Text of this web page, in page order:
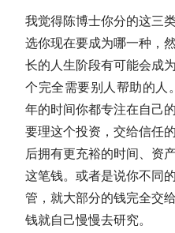
我觉得陈博士你分的这三
选你现在要成为哪一种，
长的人生阶段有可能会成
个完全需要别人帮助的人
年的时间你都专注在自己
要理这个投资，交给信任
后拥有更充裕的时间、资
这笔钱。或者是说你不同
管，就大部分的钱完全交
钱就自己慢慢去研究。